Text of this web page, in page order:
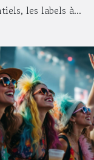
les labels à...